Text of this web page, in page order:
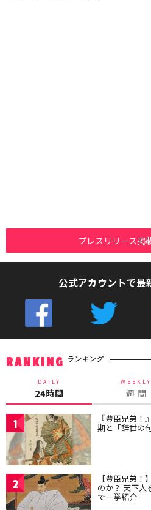
プレスリリース掲
公式アカウントで最
RANKING ランキング
DAILY
24時間
WEEKLY
週 間
1 『豊臣兄弟
期と「辞世の
2 【豊臣兄弟
のか？ 天下人
で一挙紹介